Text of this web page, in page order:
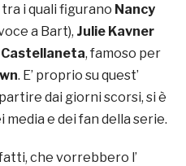
i quali figurano Nancy
a Bart), Julie Kavner
Castellaneta, famoso per
. E’ proprio su quest’
dai giorni scorsi, si è
e dei fan della serie.
che vorrebbero l’